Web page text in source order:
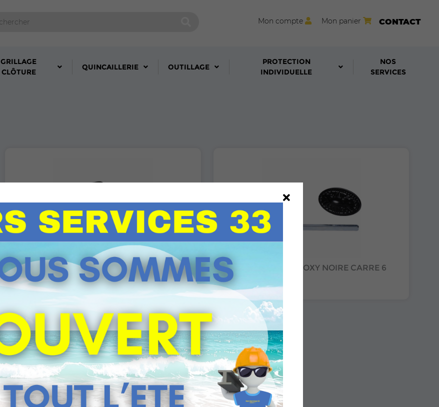
Mon compte Mon panier CONTACT
GRILLAGE
CLÔTURE
QUINCAILLERIE OUTILLAGE
PROTECTION
INDIVIDUELLE
NOS
SERVICES
POIGNEE SERRURE A CROCHET DIAM8
L110
BOUTON ALU EPOXY NOIRE CARRE 6